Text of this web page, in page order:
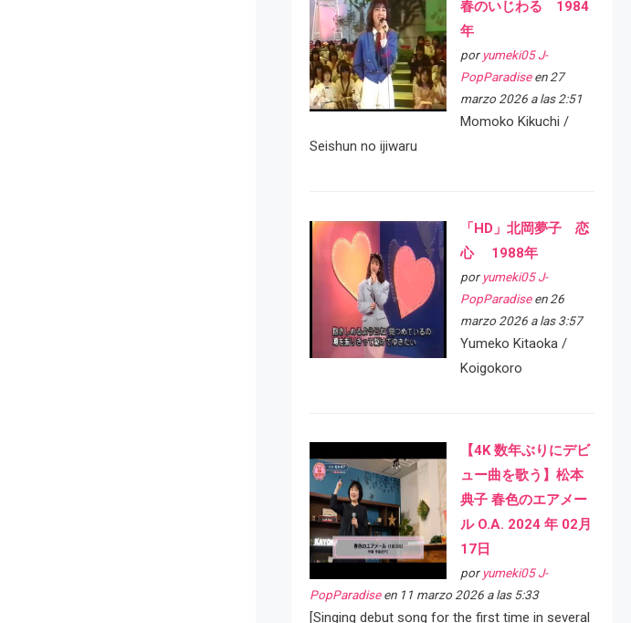
春のいじわる 1984
年
por yumeki05 J-
PopParadiseen 27
marzo 2026 a las 2:51
Momoko Kikuchi /
Seishun no ijiwaru
「HD」北岡夢子 恋
心 1988年
por yumeki05 J-
PopParadiseen 26
marzo 2026 a las 3:57
Yumeko Kitaoka /
Koigokoro
【4K 数年ぶりにデビ
ュー曲を歌う】松本
典子 春色のエアメー
ル O.A. 2024 年 02月
17日
por yumeki05 J-
PopParadiseen 11 marzo 2026 a las 5:33
[Singing debut song for the first time in several